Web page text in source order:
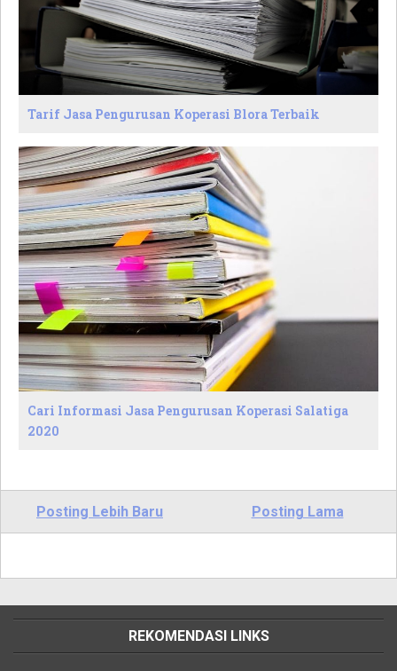
Tarif Jasa Pengurusan Koperasi Blora Terbaik
Cari Informasi Jasa Pengurusan Koperasi Salatiga
2020
Posting Lebih Baru Posting Lama
REKOMENDASI LINKS